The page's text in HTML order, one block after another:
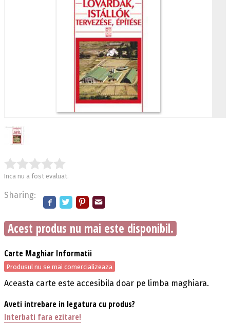
Inca nu a fost evaluat.
Sharing:
Acest produs nu mai este disponibil.
Carte Maghiar Informatii
Produsul nu se mai comercializeaza
Aceasta carte este accesibila doar pe limba maghiara.
Aveti intrebare in legatura cu produs?
Interbati fara ezitare!